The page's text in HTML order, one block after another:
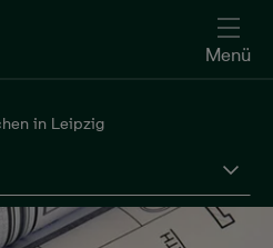
Menü
in Leipzig